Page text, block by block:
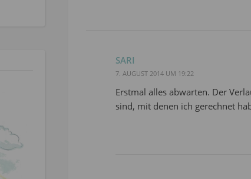
SARI
7. AUGUST 2014 UM 19:22
Erstmal alles abwarten. Der
sind, mit denen ich gerechnet